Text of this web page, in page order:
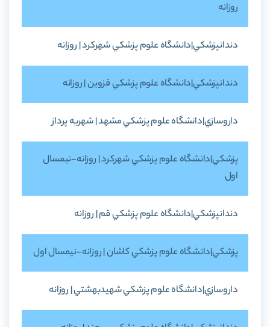
روزانه
دندانپزشکي|دانشگاه علوم پزشکي شهرکرد | روزانه
دندانپزشکي|دانشگاه علوم پزشکي قزوين | روزانه
داروسازي|دانشگاه علوم پزشکي مشهد | شهريه پرداز
پزشکي|دانشگاه علوم پزشکي شهرکرد | روزانه-نيمسال
اول
دندانپزشکي|دانشگاه علوم پزشکي قم | روزانه
پزشکي|دانشگاه علوم پزشکي کاشان | روزانه-نيمسال اول
داروسازي|دانشگاه علوم پزشکي شهيدبهشتي | روزانه